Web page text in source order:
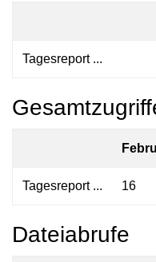
Tagesreport ...
Tagesreport ... 16
Dateiabrufe